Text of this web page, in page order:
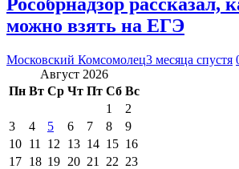
можно взять на ЕГЭ
Московский Комсомолец3 месяца спустя
Август 2026
Пн Вт Ср Чт Пт Сб Вс
1
2
3
4 5 6 7 8
9
10 11 12 13 14 15 16
17 18 19 20 21 22 23